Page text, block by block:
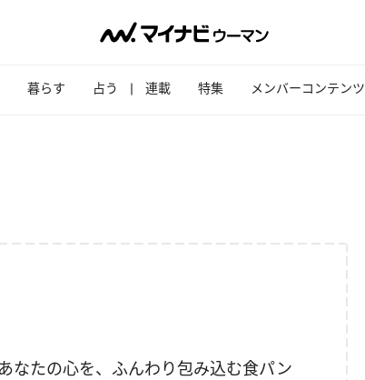
暮らす 占う 連載 特集 メンバーコンテンツ
なたの心を、ふんわり包み込む食パン